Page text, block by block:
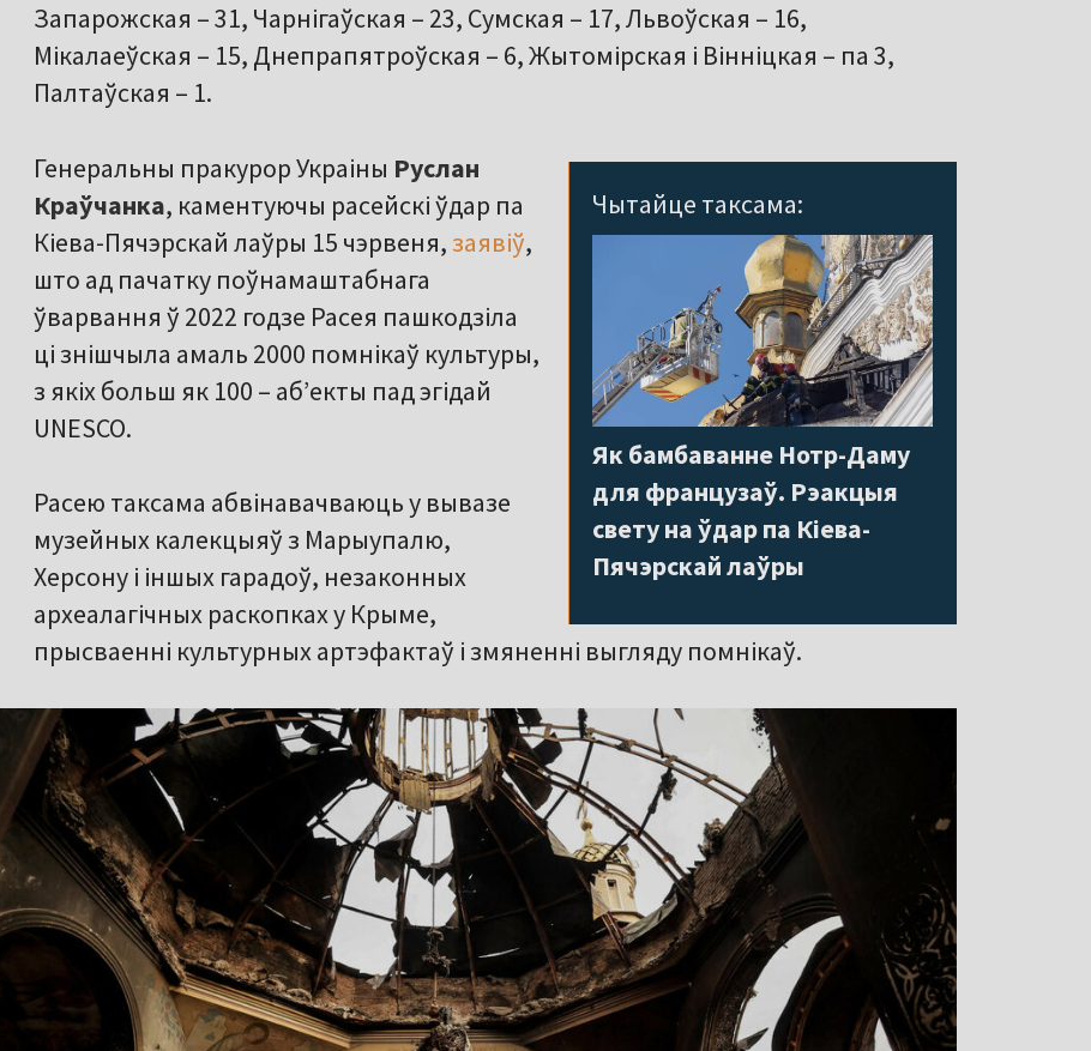
Запарожская – 31, Чарнігаўская – 23, Сумская – 17, Львоўская – 16,
Мікалаеўская – 15, Днепрапятроўская – 6, Жытомірская і Вінніцкая – па 3,
Палтаўская – 1.
Чытайце таксама:
Як бамбаванне Нотр-Даму
для французаў. Рэакцыя
свету на ўдар па Кіева-
Пячэрскай лаўры
Генеральны пракурор Украіны Руслан
Краўчанка, каментуючы расейскі ўдар па
Кіева-Пячэрскай лаўры 15 чэрвеня, заявіў,
што ад пачатку поўнамаштабнага
ўварвання ў 2022 годзе Расея пашкодзіла
ці знішчыла амаль 2000 помнікаў культуры,
з якіх больш як 100 – аб’екты пад эгідай
UNESCO.
Расею таксама абвінавачваюць у вывазе
музейных калекцыяў з Марыупалю,
Херсону і іншых гарадоў, незаконных
археалагічных раскопках у Крыме,
прысваенні культурных артэфактаў і змяненні выгляду помнікаў.